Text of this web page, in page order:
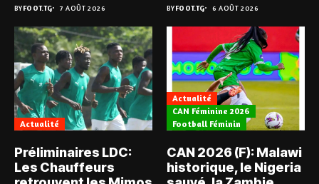
BYFOOT.TG 7 AOÛT 2026 BYFOOT.TG 6 AOÛT 2026
Actualité
Préliminaires LDC:
Les Chauffeurs
Actualité
CAN Féminine 2026
Football Féminin
CAN 2026 (F): Malawi
historique, le Nigeria